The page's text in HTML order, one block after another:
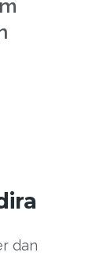
dan